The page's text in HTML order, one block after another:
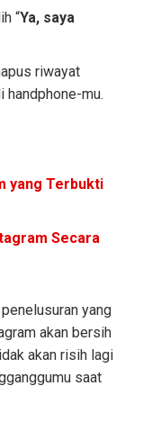
“Ya, saya
riwayat
handphone-mu.
yang Terbukti
Secara
yang
akan bersih
akan risih lagi
saat